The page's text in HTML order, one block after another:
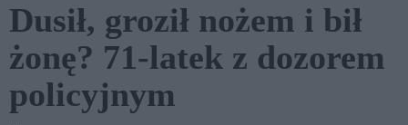
Dusił, groził nożem i bił
żonę? 71-latek z dozorem
policyjnym